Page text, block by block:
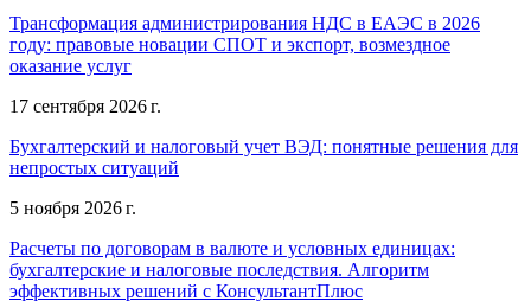
Трансформация администрирования НДС в ЕАЭС в 2026
году: правовые новации СПОТ и экспорт, возмездное
оказание услуг
17 сентября 2026 г.
Бухгалтерский и налоговый учет ВЭД: понятные решения для
непростых ситуаций
5 ноября 2026 г.
Расчеты по договорам в валюте и условных единицах:
бухгалтерские и налоговые последствия. Алгоритм
эффективных решений с КонсультантПлюс